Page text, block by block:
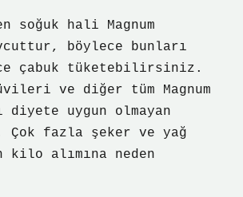
soğuk hali Magnum
böylece bunları
çabuk tüketebilirsiniz.
ve diğer tüm Magnum
diyete uygun olmayan
fazla şeker ve yağ
kilo alımına neden